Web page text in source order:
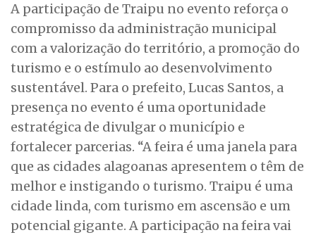
A participação de Traipu no evento reforça o
compromisso da administração municipal
com a valorização do território, a promoção do
turismo e o estímulo ao desenvolvimento
sustentável. Para o prefeito, Lucas Santos, a
presença no evento é uma oportunidade
estratégica de divulgar o município e
fortalecer parcerias. “A feira é uma janela para
que as cidades alagoanas apresentem o têm de
melhor e instigando o turismo. Traipu é uma
cidade linda, com turismo em ascensão e um
potencial gigante. A participação na feira vai